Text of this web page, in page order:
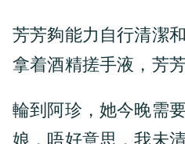
芳芳夠能力自行清潔
拿着酒精搓手液，芳
輪到阿珍，她今晚需
娘，唔好意思，我未清